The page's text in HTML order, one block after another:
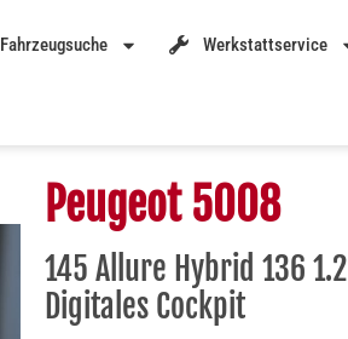
Fahrzeugsuche Werkstattservice
Peugeot 5008
145 Allure Hybrid 136 1.2
Digitales Cockpit